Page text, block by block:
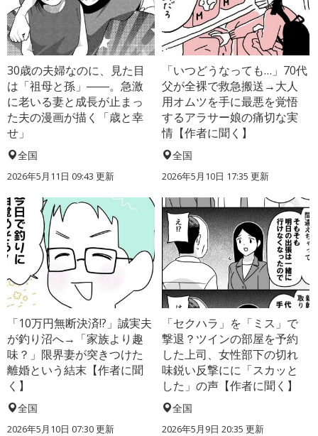
30歳の夫婦なのに、見た目
は「祖母と孫」――。急激
に老いる妻と成長が止まっ
た夫の漫画が描く「歳と幸
せ」
全国
2026年5月11日 09:43 更新
「いつどうなっても…」70代
父が全裸で救急搬送→大人
用オムツを手に最悪を覚悟
するアラサー娘の痛切な実
情【作者に聞く】
全国
2026年5月10日 17:35 更新
「10万円無断決済!?」誠実夫
が釣り沼へ→「家族より趣
味？」限界妻が突きつけた
離婚という結末【作者に聞
く】
全国
2026年5月10日 07:30 更新
「セクハラ」を「ミス」で
撃退？ツインの部屋を予約
した上司、女性部下の切れ
味鋭い反撃にに「スカッと
した」の声【作者に聞く】
全国
2026年5月9日 20:35 更新